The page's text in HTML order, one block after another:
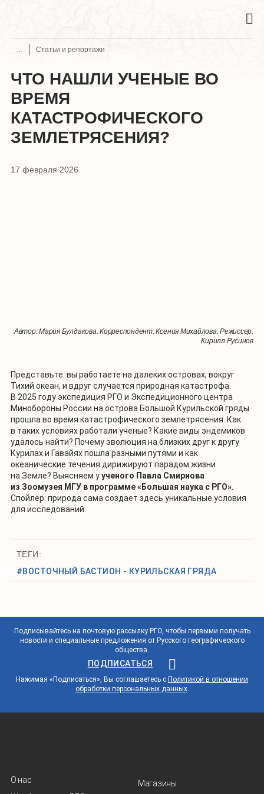
Статьи и репортажи
ЧТО НАШЛИ УЧЕНЫЕ ВО
ВРЕМЯ
КАТАСТРОФИЧЕСКОГО
ЗЕМЛЕТРЯСЕНИЯ?
17 февраля 2026
Автор: Мария Булдакова. Корреспондент: Ксения Михайлова. Режиссер:
Кирилл Русинов
Представьте: вы работаете на далеких островах, вокруг
Тихий океан, и вдруг случается природная катастрофа.
В 2025 году экспедиция РГО и Экспедиционного центра
Минобороны России на острова Большой Курильской гряды
прошла во время катастрофического землетрясения. Как
в таких условиях работали ученые? Какие виды эндемиков
удалось найти? Почему эволюция на близких друг к другу
Курилах и Гавайях пошла разными путями и как
океанические течения дирижируют парадом жизни
на Земле? Выясняем уученого Павла Смирнова
из Зоомузея МГУ в программе «Большая наука с РГО».
Спойлер: природа сама создает здесь уникальные условия
для исследований.
ТЕГИ:
#ВОСТОЧНЫЙ БАСТИОН - КУРИЛЬСКАЯ ГРЯДА
Подписывайтесь на почтовую рассылку РГО, чтобы первыми получать
новости и специальные предложения от Русского географического
общества.
ПОДПИСАТЬСЯ
Нажимая «Подписаться», Вы соглашаетесь с Политикой в отношении
обработки персональных данных.
О нас
Магазины